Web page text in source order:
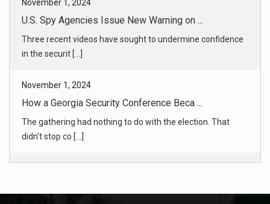
The gathering had nothing to do with the election. That
The Biden administration sent envoys including the C.I.A.
Tommy Rath’s Father Faces Down His Son ...